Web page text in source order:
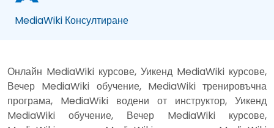
MediaWiki Консултиране
Онлайн MediaWiki курсове, Уикенд MediaWiki курсове,
Вечер MediaWiki обучение, MediaWiki тренировъчна
програма, MediaWiki водени от инструктор, Уикенд
MediaWiki обучение, Вечер MediaWiki курсове,